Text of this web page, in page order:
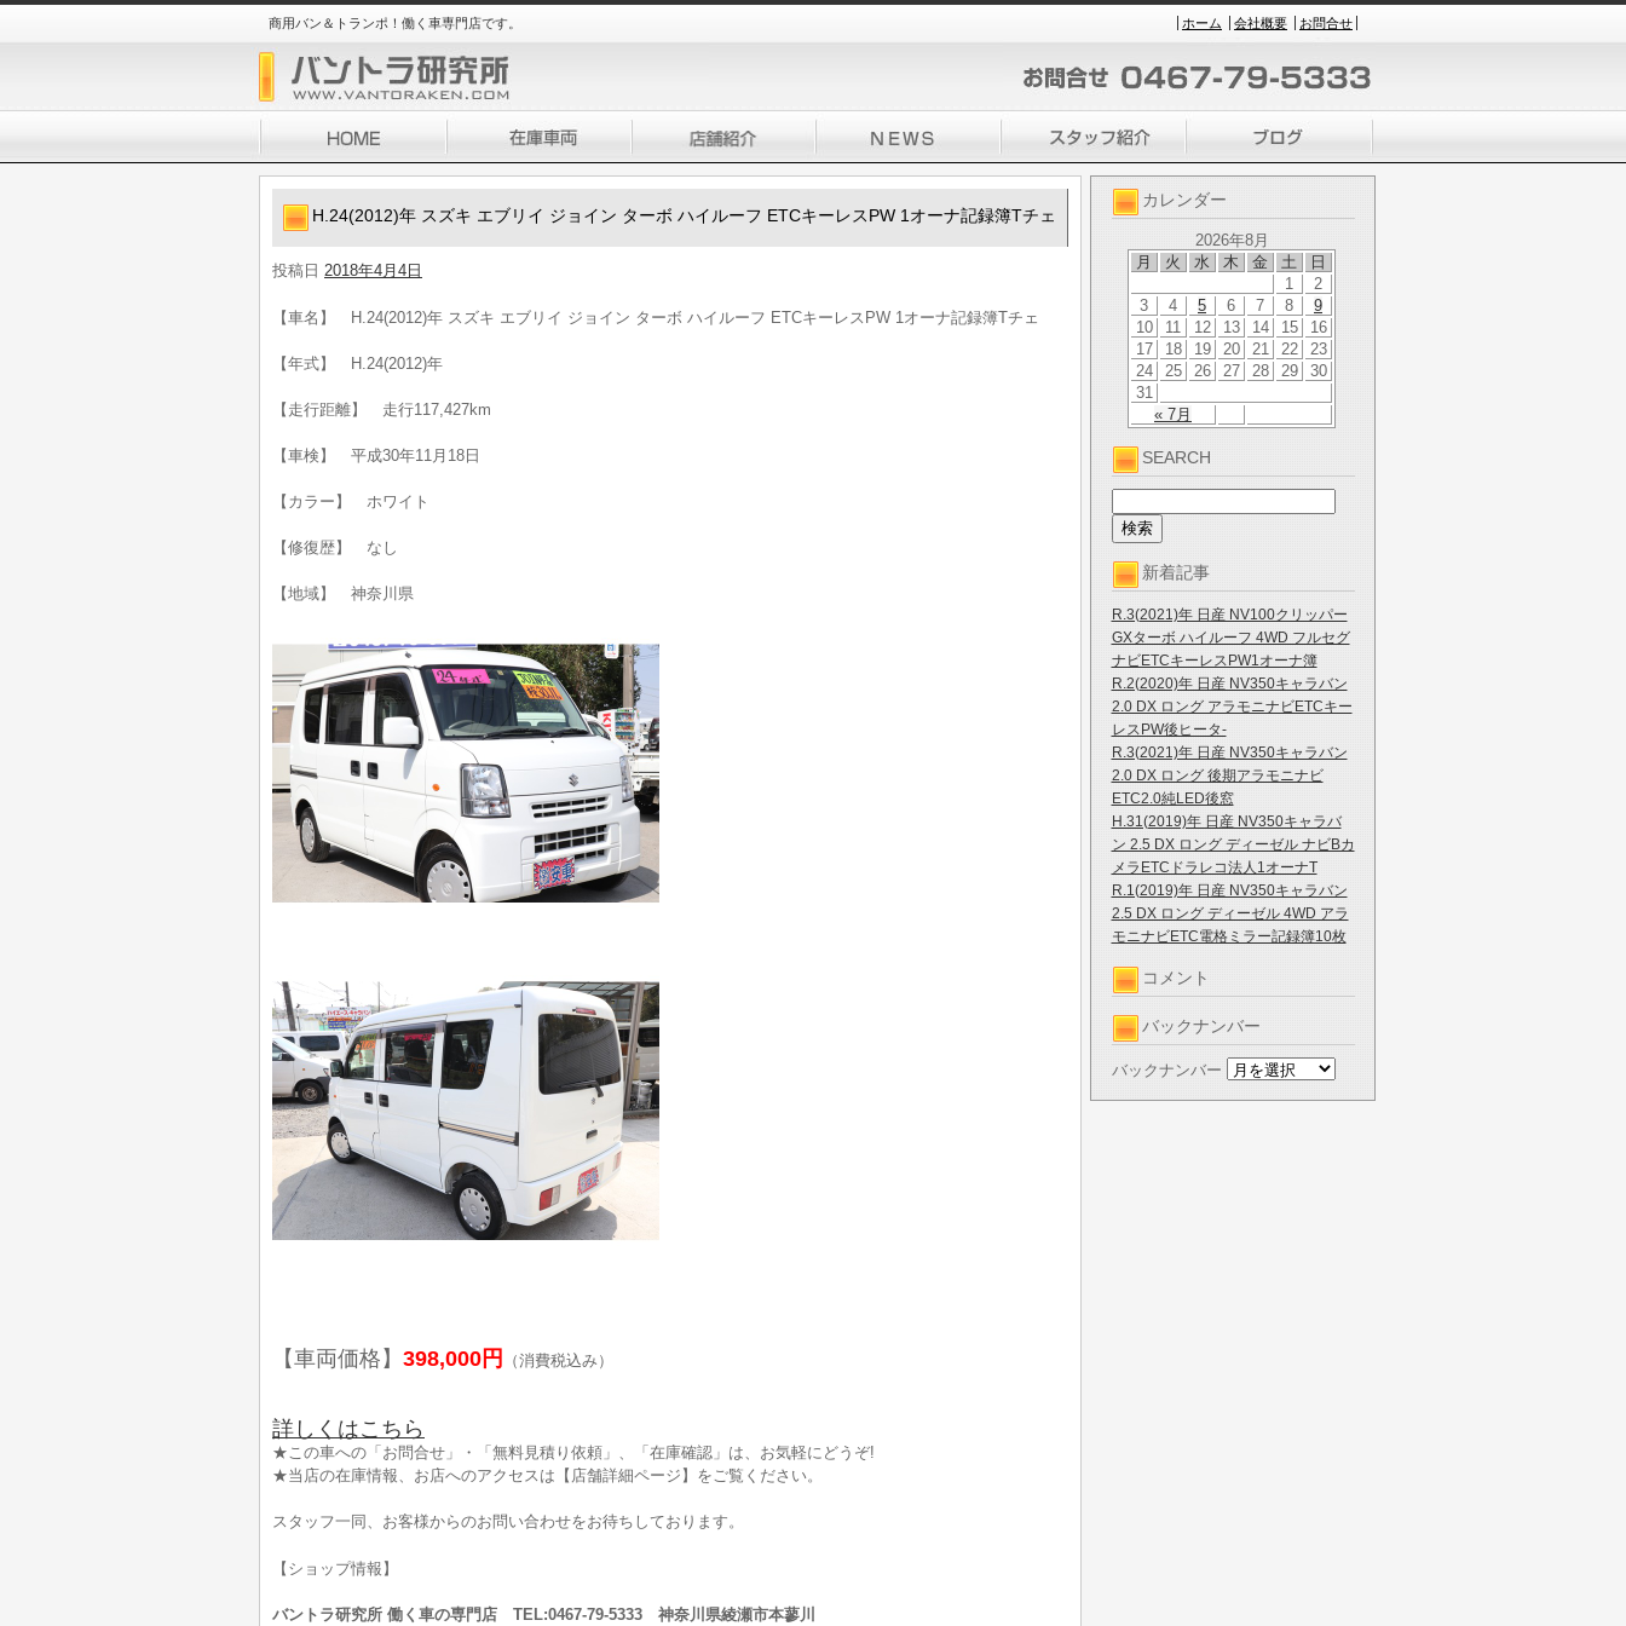
商用バン＆トランポ！働く車専門店です。 ホーム 会社概要 お問合せ
カレンダー
2026年8月
月
火 水 木 金 土 日
« 7月
1
2
3
4 5 6 7 8
9
10
11 12 13 14 15
16
17
18 19 20 21 22
23
24
25 26 27 28 29
30
31
SEARCH
新着記事
R.3(2021)年 日産 NV100クリッパー
GXターボ ハイルーフ 4WD フルセグ
ナビETCキーレスPW1オーナ簿
R.2(2020)年 日産 NV350キャラバン
2.0 DX ロング アラモニナビETCキー
レスPW後ヒータ-
R.3(2021)年 日産 NV350キャラバン
2.0 DX ロング 後期アラモニナビ
ETC2.0純LED後窓
H.31(2019)年 日産 NV350キャラバ
ン 2.5 DX ロング ディーゼル ナビBカ
メラETCドラレコ法人1オーナT
R.1(2019)年 日産 NV350キャラバン
2.5 DX ロング ディーゼル 4WD アラ
モニナビETC電格ミラー記録簿10枚
コメント
バックナンバー
バックナンバー
H.24(2012)年 スズキ エブリイ ジョイン ターボ ハイルーフ ETCキーレスPW 1オーナ記録簿Tチェ
投稿日 2018年4月4日
【車名】 H.24(2012)年 スズキ エブリイ ジョイン ターボ ハイルーフ ETCキーレスPW 1オーナ記録簿Tチェ
【年式】 H.24(2012)年
【走行距離】 走行117,427km
【車検】 平成30年11月18日
【カラー】 ホワイト
【修復歴】 なし
【地域】 神奈川県
【車両価格】 398,000円 （消費税込み）
詳しくはこちら
★この車への「お問合せ」・「無料見積り依頼」、「在庫確認」は、お気軽にどうぞ!
★当店の在庫情報、お店へのアクセスは【店舗詳細ページ】をご覧ください。
スタッフ一同、お客様からのお問い合わせをお待ちしております。
【ショップ情報】
バントラ研究所 働く車の専門店 TEL:0467-79-5333 神奈川県綾瀬市本蓼川